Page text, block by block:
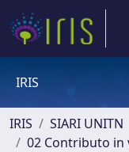
IRIS
IRIS
SIARI UNITN
02 Contributo in